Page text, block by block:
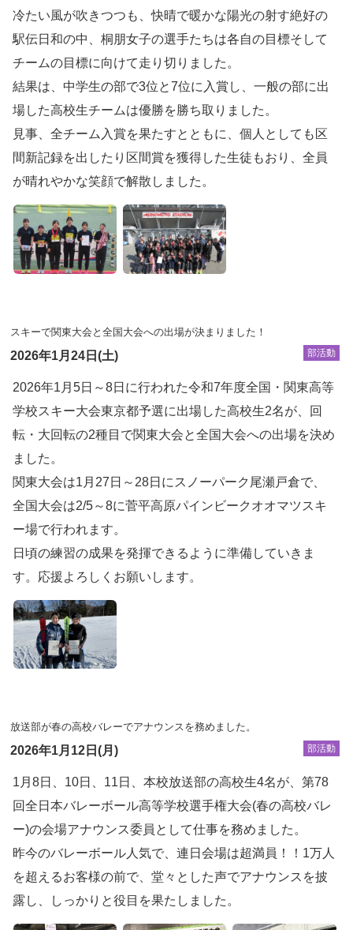
冷たい風が吹きつつも、快晴で暖かな陽光の射す絶好の
駅伝日和の中、桐朋女子の選手たちは各自の目標そして
チームの目標に向けて走り切りました。
結果は、中学生の部で3位と7位に入賞し、一般の部に出
場した高校生チームは優勝を勝ち取りました。
見事、全チーム入賞を果たすとともに、個人としても区
間新記録を出したり区間賞を獲得した生徒もおり、全員
が晴れやかな笑顔で解散しました。
スキーで関東大会と全国大会への出場が決まりました！
2026年1月24日(土) 部活動
2026年1月5日～8日に行われた令和7年度全国・関東高等
学校スキー大会東京都予選に出場した高校生2名が、回
転・大回転の2種目で関東大会と全国大会への出場を決め
ました。
関東大会は1月27日～28日にスノーパーク尾瀬戸倉で、
全国大会は2/5～8に菅平高原パインビークオオマツスキ
ー場で行われます。
日頃の練習の成果を発揮できるように準備していきま
す。応援よろしくお願いします。
放送部が春の高校バレーでアナウンスを務めました。
2026年1月12日(月) 部活動
1月8日、10日、11日、本校放送部の高校生4名が、第78
回全日本バレーボール高等学校選手権大会(春の高校バレ
ー)の会場アナウンス委員として仕事を務めました。
昨今のバレーボール人気で、連日会場は超満員！！1万人
を超えるお客様の前で、堂々とした声でアナウンスを披
露し、しっかりと役目を果たしました。